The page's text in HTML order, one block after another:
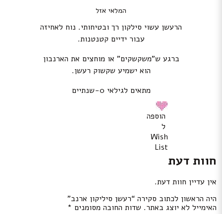
המלאי אזל
הרעשן עשוי סילקון רך ובטיחותי. נוח לאחיזה
עבור ידיים קטנטנות.
ברגע ש”משקשקים” או מוחצים את הארנבון
הוא ישמיע שקשוק רעשן.
מתאים לגילאי 0-שנתיים
הוספה
ל
Wish
List
חוות דעת
אין עדיין חוות דעת.
היה הראשון לכתוב סקירה “רעשן סיליקון ארנב”
האימייל לא יוצג באתר. שדות החובה מסומנים *